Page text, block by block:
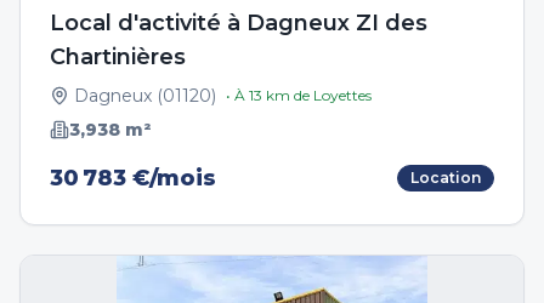
Local d'activité à Dagneux ZI des
Chartinières
Dagneux (01120) • À 13 km de Loyettes
3,938 m²
30 783 €/mois Location